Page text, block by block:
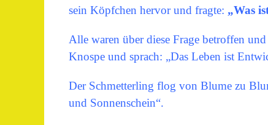
sein Köpfchen hervor und fragte: „Was
Alle waren über diese Frage betroffen
Knospe und sprach: „Das Leben ist
Der Schmetterling flog von Blume zu
und Sonnenschein“.